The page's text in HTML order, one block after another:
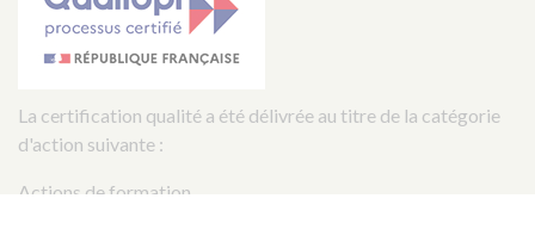
La certification qualité a été délivrée au titre de la catégorie
d'action suivante :
Actions de formation